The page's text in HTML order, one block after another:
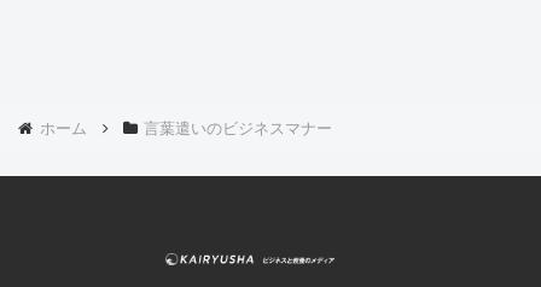
ホーム 言葉遣いのビジネスマナー